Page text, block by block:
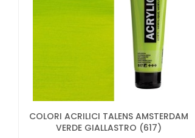
COLORI ACRILICI TALENS AMSTERDAM
VERDE GIALLASTRO (617)